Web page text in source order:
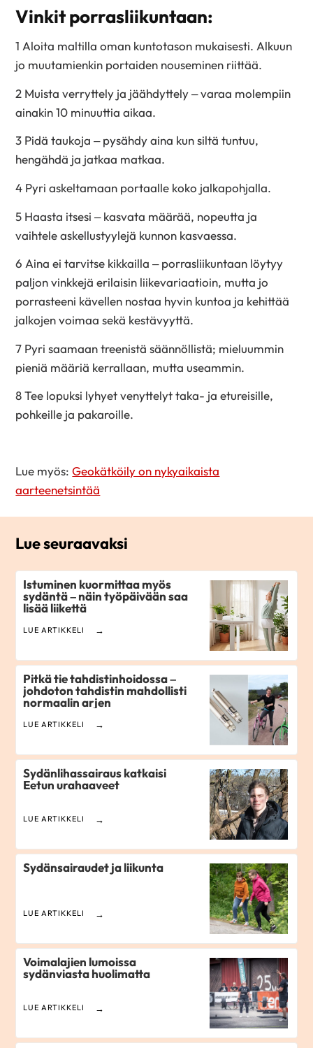
Vinkit porrasliikuntaan:
1 Aloita maltilla oman kuntotason mukaisesti. Alkuun
jo muutamienkin portaiden nouseminen riittää.
2 Muista verryttely ja jäähdyttely – varaa molempiin
ainakin 10 minuuttia aikaa.
3 Pidä taukoja – pysähdy aina kun siltä tuntuu,
hengähdä ja jatkaa matkaa.
4 Pyri askeltamaan portaalle koko jalkapohjalla.
5 Haasta itsesi – kasvata määrää, nopeutta ja
vaihtele askellustyylejä kunnon kasvaessa.
6 Aina ei tarvitse kikkailla – porrasliikuntaan löytyy
paljon vinkkejä erilaisin liikevariaatioin, mutta jo
porrasteeni kävellen nostaa hyvin kuntoa ja kehittää
jalkojen voimaa sekä kestävyyttä.
7 Pyri saamaan treenistä säännöllistä; mieluummin
pieniä määriä kerrallaan, mutta useammin.
8 Tee lopuksi lyhyet venyttelyt taka- ja etureisille,
pohkeille ja pakaroille.
Lue myös:Geokätköily on nykyaikaista
aarteenetsintää
Lue seuraavaksi
Istuminen kuormittaa myös
sydäntä – näin työpäivään saa
lisää liikettä
LUE ARTIKKELI
Pitkä tie tahdistinhoidossa –
johdoton tahdistin mahdollisti
normaalin arjen
LUE ARTIKKELI
Sydänlihassairaus katkaisi
Eetun urahaaveet
LUE ARTIKKELI
Sydänsairaudet ja liikunta
LUE ARTIKKELI
Voimalajien lumoissa
sydänviasta huolimatta
LUE ARTIKKELI